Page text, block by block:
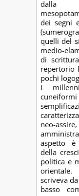
dalla
dei segni
quelli del
medio-
di
repertorio
pochi
I
cuneiformi
neo-
aspetto è
della
politica e
scriveva
basso